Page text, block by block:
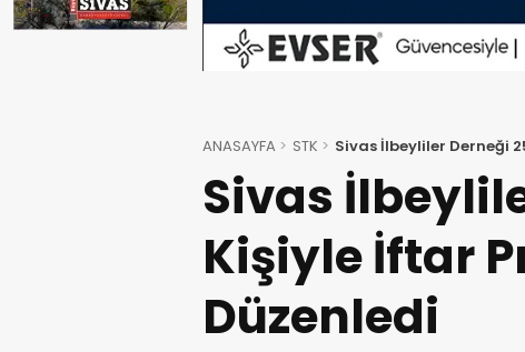
ANASAYFA STK Sivas İlbeyliler Derneği
Sivas
Kişiyle İftar
Düzenledi